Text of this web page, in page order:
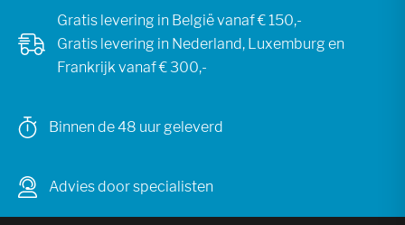
Gratis levering in België vanaf € 150,-
Gratis levering in Nederland, Luxemburg en
Frankrijk vanaf € 300,-
Binnen de 48 uur geleverd
Advies door specialisten